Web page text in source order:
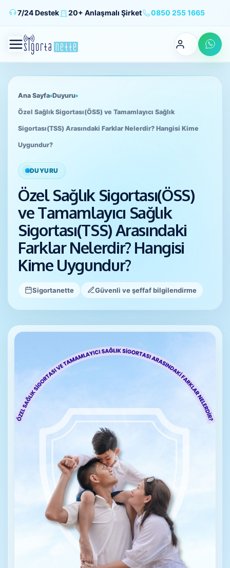
7/24 Destek 20+ Anlaşmalı Şirket 0850 255 1665
HAKKIMIZDA
ÜRÜNLER
KAMPANYALAR
BLOG
GİRİŞ YAP
Ana Sayfa Duyuru
Özel Sağlık Sigortası(ÖSS) ve Tamamlayıcı Sağlık
Sigortası(TSS) Arasındaki Farklar Nelerdir? Hangisi Kime
Uygundur?
DUYURU
Özel Sağlık Sigortası(ÖSS)
ve Tamamlayıcı Sağlık
Sigortası(TSS) Arasındaki
Farklar Nelerdir? Hangisi
Kime Uygundur?
Sigortanette Güvenli ve şeffaf bilgilendirme